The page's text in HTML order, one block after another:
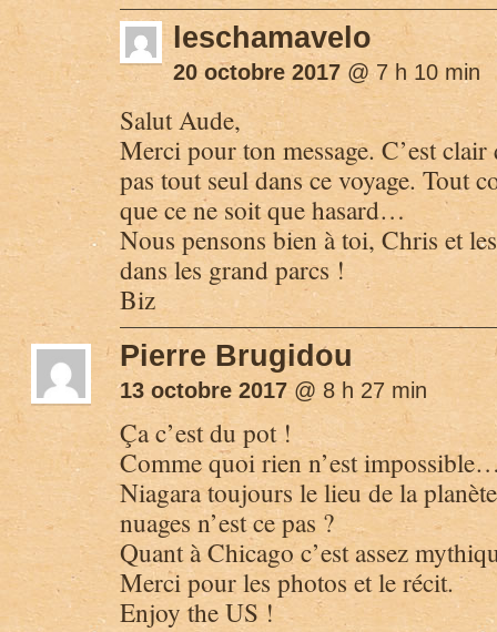
leschamavelo
20 octobre 2017 @ 7 h 10 min
Salut Aude,
Merci pour ton message. C’est clair
pas tout seul dans ce voyage. Tout
que ce ne soit que hasard…
Nous pensons bien à toi, Chris et
dans les grand parcs !
Biz
Pierre Brugidou
13 octobre 2017 @ 8 h 27 min
Ça c’est du pot !
Comme quoi rien n’est
Niagara toujours le lieu de la
nuages n’est ce pas ?
Quant à Chicago c’est assez
Merci pour les photos et le récit.
Enjoy the US !